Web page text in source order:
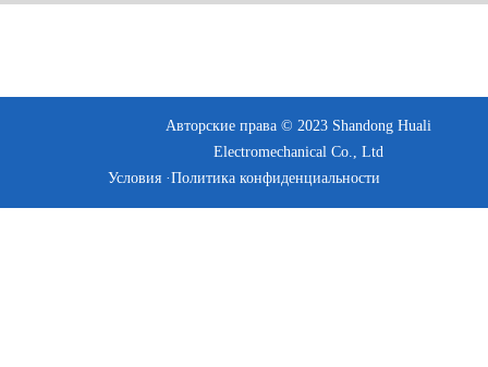
Авторские права © 2023 Shandong Huali
Electromechanical Co., Ltd
Условия ·Политика конфиденциальности